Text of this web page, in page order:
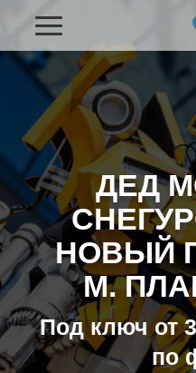
ДЕД
НОВЫЙ
М.
Под ключ от
по